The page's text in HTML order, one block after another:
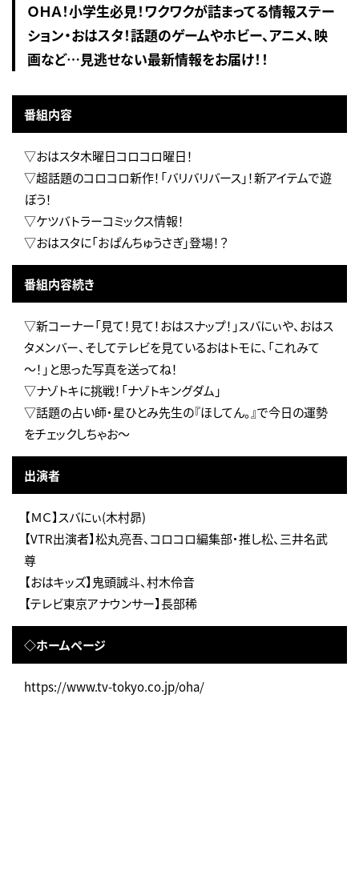
ＯＨＡ！小学生必見！ワクワクが詰まってる情報ステー
ション・おはスタ！話題のゲームやホビー、アニメ、映
画など…見逃せない最新情報をお届け！！
番組内容
▽おはスタ木曜日コロコロ曜日！
▽超話題のコロコロ新作！「バリバリバース」！新アイテムで遊
ぼう！
▽ケツバトラーコミックス情報！
▽おはスタに「おぱんちゅうさぎ」登場！？
番組内容続き
▽新コーナー「見て！見て！おはスナップ！」スバにぃや、おはス
タメンバー、そしてテレビを見ているおはトモに、「これみて
～！」と思った写真を送ってね！
▽ナゾトキに挑戦！「ナゾトキングダム」
▽話題の占い師・星ひとみ先生の『ほしてん。』で今日の運勢
をチェックしちゃお～
出演者
【ＭＣ】スバにぃ(木村昴)
【VTR出演者】松丸亮吾、コロコロ編集部・推し松、三井名武
尊
【おはキッズ】鬼頭誠斗、村木伶音
【テレビ東京アナウンサー】長部稀
◇ホームページ
https://www.tv-tokyo.co.jp/oha/